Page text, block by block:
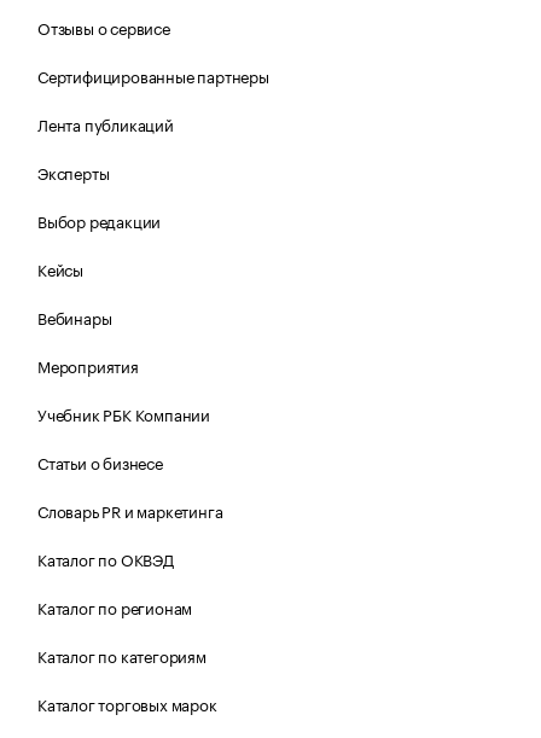
Отзывы о сервисе
Сертифицированные партнеры
Лента публикаций
Эксперты
Выбор редакции
Кейсы
Вебинары
Мероприятия
Учебник РБК Компании
Статьи о бизнесе
Словарь PR и маркетинга
Каталог по ОКВЭД
Каталог по регионам
Каталог по категориям
Каталог торговых марок